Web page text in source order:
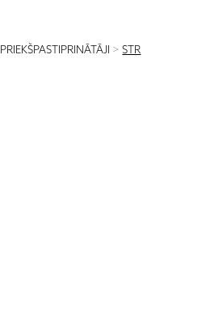
PRIEKŠPASTIPRINĀTĀJI >STR